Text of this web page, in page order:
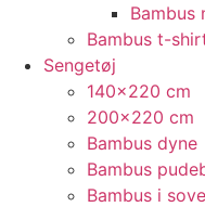
Bambus
Bambus t-
Sengetøj
140×220 cm
200×220 cm
Bambus dyne
Bambus
Bambus i